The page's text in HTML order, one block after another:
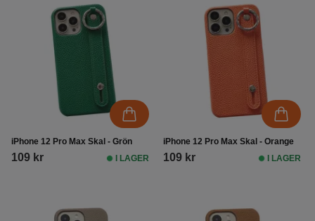
iPhone 12 Pro Max Skal - Grön
109 kr I LAGER
iPhone 12 Pro Max Skal - Orange
109 kr I LAGER